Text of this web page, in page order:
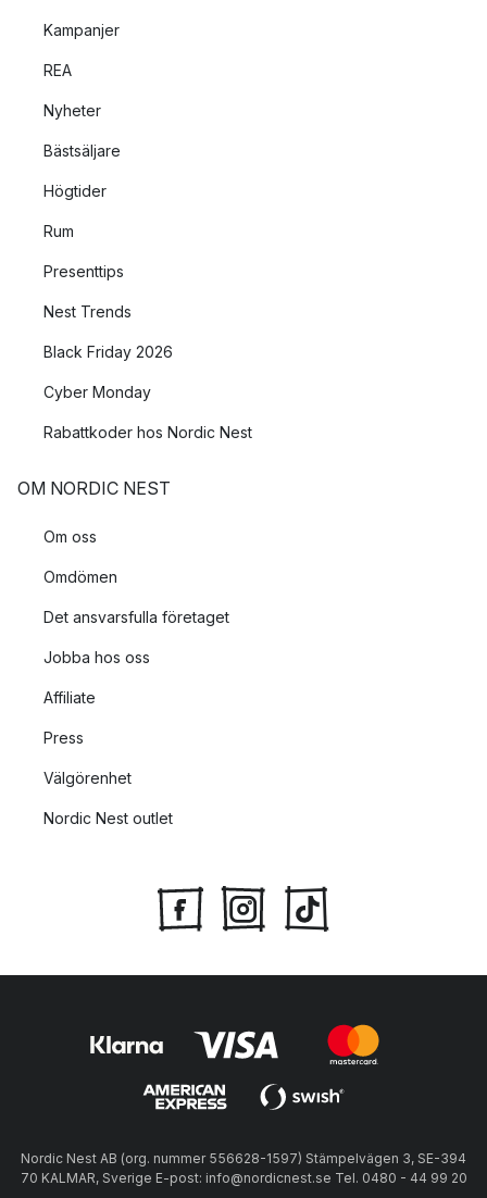
Kampanjer
REA
Nyheter
Bästsäljare
Högtider
Rum
Presenttips
Nest Trends
Black Friday 2026
Cyber Monday
Rabattkoder hos Nordic Nest
OM NORDIC NEST
Om oss
Omdömen
Det ansvarsfulla företaget
Jobba hos oss
Affiliate
Press
Välgörenhet
Nordic Nest outlet
Nordic Nest AB (org. nummer 556628-1597) Stämpelvägen 3, SE-394
70 KALMAR, Sverige E-post: info@nordicnest.se Tel. 0480 - 44 99 20